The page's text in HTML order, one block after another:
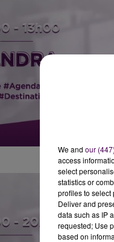
We and our
access
select
statistics or
profiles to select
Deliver and
data such as IP
requested; Use
based on